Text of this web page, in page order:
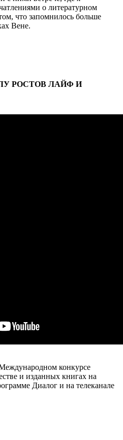
о литературном
что запомнилось больше
Вене.
РОСТОВ ЛАЙФ И
конкурсе
и изданных книгах на
Диалог и на телеканале